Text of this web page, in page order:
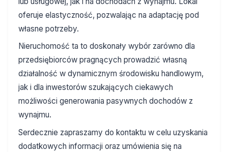
oferuje elastyczność, pozwalając na adaptację pod
własne potrzeby.
Nieruchomość ta to doskonały wybór zarówno dla
przedsiębiorców pragnących prowadzić własną
działalność w dynamicznym środowisku handlowym,
jak i dla inwestorów szukających ciekawych
możliwości generowania pasywnych dochodów z
wynajmu.
Serdecznie zapraszamy do kontaktu w celu uzyskania
dodatkowych informacji oraz umówienia się na